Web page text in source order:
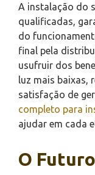
A instalação do
qualificadas,
do
final pela
usufruir dos
luz mais
satisfação de
completo para
ajudar em cada
O